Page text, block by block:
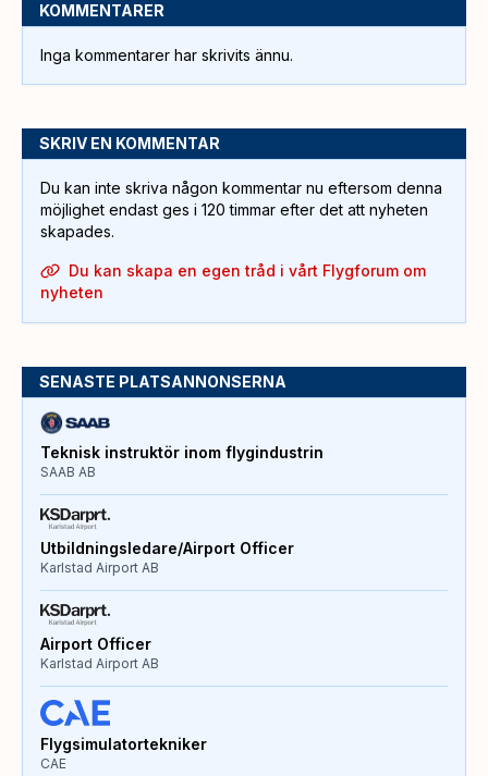
KOMMENTARER
Inga kommentarer har skrivits ännu.
SKRIV EN KOMMENTAR
Du kan inte skriva någon kommentar nu eftersom denna
möjlighet endast ges i 120 timmar efter det att nyheten
skapades.
Du kan skapa en egen tråd i vårt Flygforum om
nyheten
SENASTE PLATSANNONSERNA
Teknisk instruktör inom flygindustrin
SAAB AB
Utbildningsledare/Airport Officer
Karlstad Airport AB
Airport Officer
Karlstad Airport AB
Flygsimulatortekniker
CAE